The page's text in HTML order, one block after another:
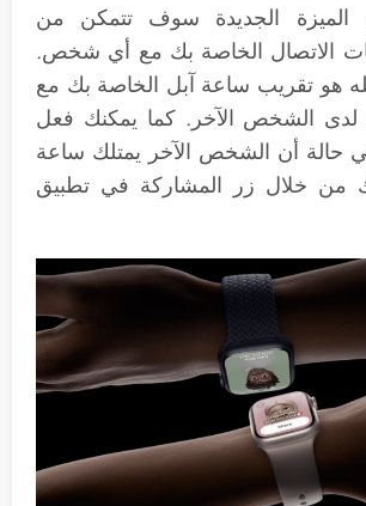
الجديدة سوف تتمكن من
الاتصال الخاصة بك مع أي شخص.
هو تقريب ساعة آبل الخاصة بك مع
لدى الشخص الآخر. كما يمكنك فعل
حالة أن الشخص الآخر يمتلك ساعة
من خلال زر المشاركة في تطبيق